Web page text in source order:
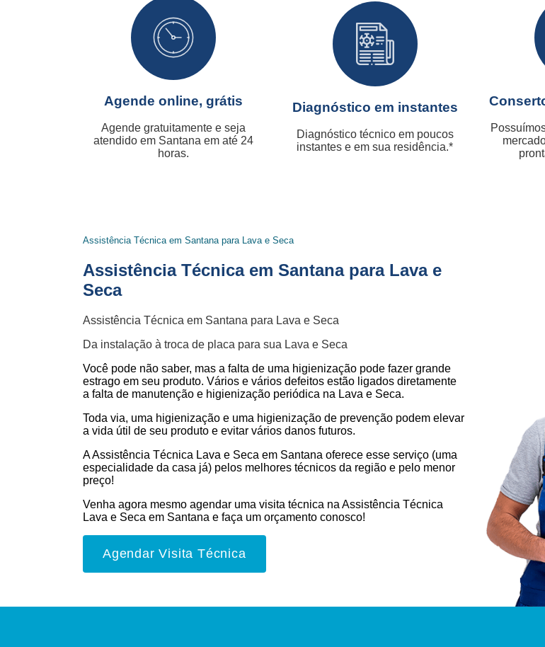
Agende online, grátis
Agende gratuitamente e seja
atendido em Santana em até 24
horas.
Diagnóstico em instantes
Diagnóstico técnico em poucos
instantes e em sua residência.*
Assistência Técnica em Santana para Lava e Seca
Assistência Técnica em Santana para Lava e
Seca
Assistência Técnica em Santana para Lava e Seca
Da instalação à troca de placa para sua Lava e Seca
Você pode não saber, mas a falta de uma higienização pode fazer grande
estrago em seu produto. Vários e vários defeitos estão ligados diretamente
a falta de manutenção e higienização periódica na Lava e Seca.
Toda via, uma higienização e uma higienização de prevenção podem elevar
a vida útil de seu produto e evitar vários danos futuros.
A Assistência Técnica Lava e Seca em Santana oferece esse serviço (uma
especialidade da casa já) pelos melhores técnicos da região e pelo menor
preço!
Venha agora mesmo agendar uma visita técnica na Assistência Técnica
Lava e Seca em Santana e faça um orçamento conosco!
Agendar Visita Técnica